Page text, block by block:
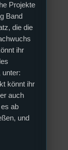
Projekte
Band
die die
ihr
unter:
könnt ihr
auch
ab
und